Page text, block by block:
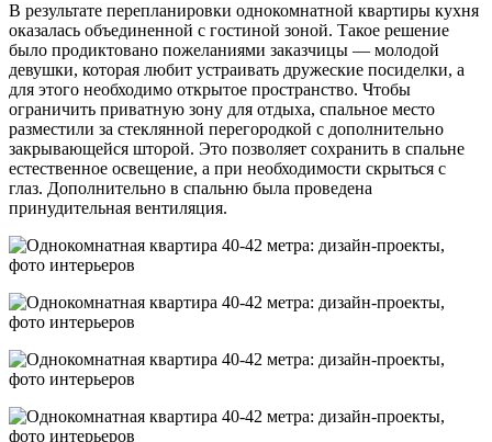
В результате перепланировки однокомнатной квартиры кухня
оказалась объединенной с гостиной зоной. Такое решение
было продиктовано пожеланиями заказчицы — молодой
девушки, которая любит устраивать дружеские посиделки, а
для этого необходимо открытое пространство. Чтобы
ограничить приватную зону для отдыха, спальное место
разместили за стеклянной перегородкой с дополнительно
закрывающейся шторой. Это позволяет сохранить в спальне
естественное освещение, а при необходимости скрыться с
глаз. Дополнительно в спальню была проведена
принудительная вентиляция.